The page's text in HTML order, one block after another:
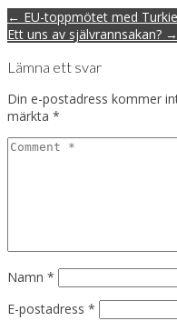
Post
navigation
← EU-toppmötet med
Ett uns av självrannsakan? →
Lämna ett svar
Din e-postadress kommer
märkta *
Namn *
E-postadress *